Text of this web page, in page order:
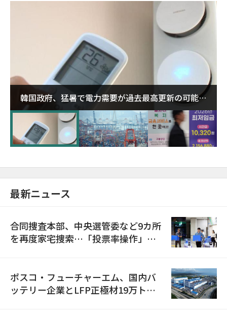
韓国政府、猛暑で電力需要が過去最高更新の可能性
に需給対応体制を点検
最新ニュース
合同捜査本部、中央選管委など9カ所
を再度家宅捜索…「投票率操作」の
ポスコ・フューチャーエム、国内バ
ッテリー企業とLFP正極材19万トン